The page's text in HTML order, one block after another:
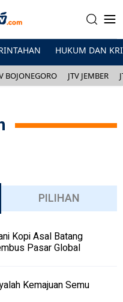
HUKUM DAN
BOJONEGORO JTV JEMBER
PILIHAN
Kopi Asal Batang
Pasar Global
Kemajuan Semu